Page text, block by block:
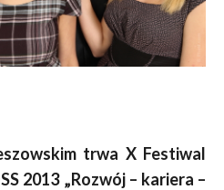
trwa X Festiwal
2013 „Rozwój – kariera –